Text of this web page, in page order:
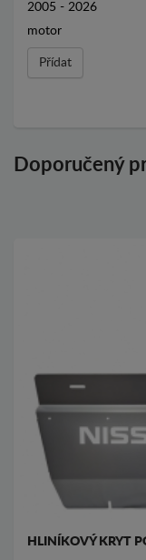
2005 - 2026
motor
Přídat
Doporučený
HLINÍKOVÝ KRYT